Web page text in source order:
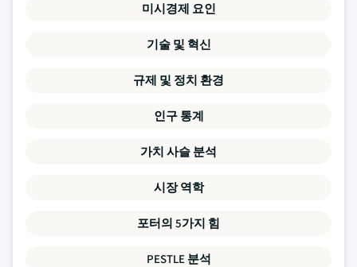
미시경제 요인
기술 및 혁신
규제 및 정치 환경
인구 통계
가치 사슬 분석
시장 역학
포터의 5가지 힘
PESTLE 분석